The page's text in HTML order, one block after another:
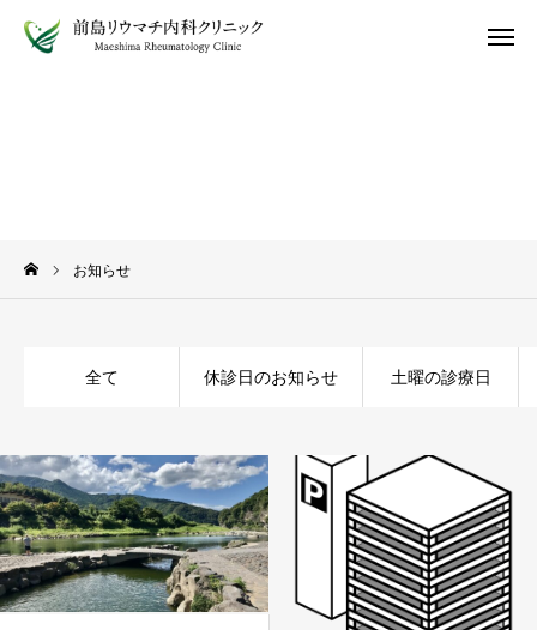
お知らせ
全て 休診日のお知らせ 土曜の診療日
アクセス
医師紹介
受診案内
診療内容